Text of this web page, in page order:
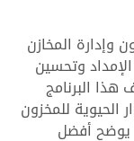
وإدارة المخازن
وتحسين
البرنامج
الحيوية للمخزون
يوضح أفضل